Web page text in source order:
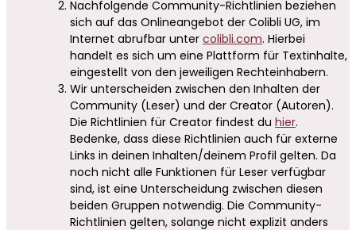
Nachfolgende Community-Richtlinien beziehen
sich auf das Onlineangebot der Colibli UG, im
Internet abrufbar unter colibli.com. Hierbei
handelt es sich um eine Plattform für Textinhalte,
eingestellt von den jeweiligen Rechteinhabern.
Wir unterscheiden zwischen den Inhalten der
Community (Leser) und der Creator (Autoren).
Die Richtlinien für Creator findest du hier.
Bedenke, dass diese Richtlinien auch für externe
Links in deinen Inhalten/deinem Profil gelten. Da
noch nicht alle Funktionen für Leser verfügbar
sind, ist eine Unterscheidung zwischen diesen
beiden Gruppen notwendig. Die Community-
Richtlinien gelten, solange nicht explizit anders